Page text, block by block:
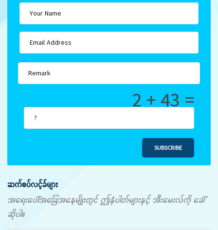
2 + 43 =
SUBSCRIBE
ဆက်စပ်လင့်ခ်များ
အရေးပေါ်အခြေအနေမျိုးတွင် ဤနံပါတ်များနှင့် အီးမေးလ်ကို ခေါ်
ဆိုပါ။